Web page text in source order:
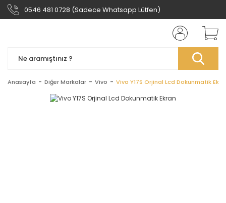
0546 481 0728 (Sadece Whatsapp Lütfen)
Anasayfa Diğer Markalar Vivo Vivo Y17S Orjinal Lcd Dokunmatik